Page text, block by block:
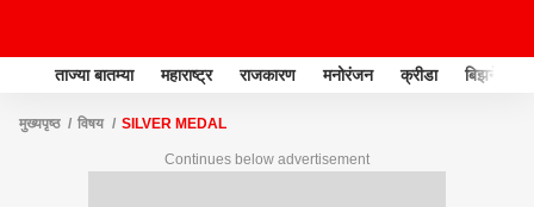
ताज्या बातम्या महाराष्ट्र राजकारण मनोरंजन क्रीडा बिझनेस
मुख्यपृष्ठ विषय SILVER MEDAL
Continues below advertisement